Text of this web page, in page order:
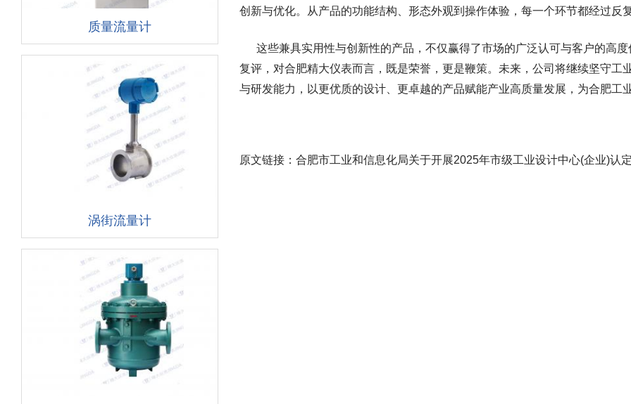
质量流量计
涡街流量计
创新与优化。从产品的功能结构、形态外观到操作体验，每一个环节都经过
这些兼具实用性与创新性的产品，不仅赢得了市场的广泛认可与客户的高
复评，对合肥精大仪表而言，既是荣誉，更是鞭策。未来，公司将继续坚守
与研发能力，以更优质的设计、更卓越的产品赋能产业高质量发展，为合肥工
原文链接：合肥市工业和信息化局关于开展2025年市级工业设计中心(企业)认